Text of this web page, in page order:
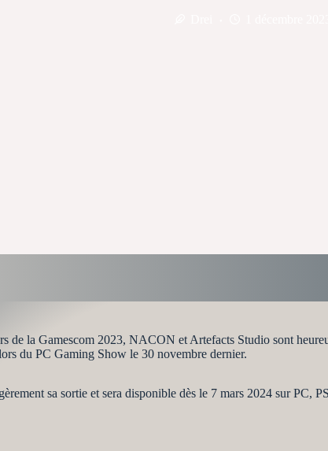
de la Gamescom 2023, NACON et Artefacts Studio sont
du PC Gaming Show le 30 novembre dernier.
sa sortie et sera disponible dès le 7 mars 2024 sur PC,